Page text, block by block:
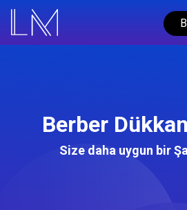
Berber
Size daha uygun bir